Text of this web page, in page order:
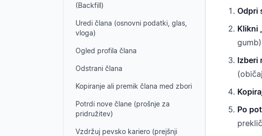
(Backfill)
Uredi člana (osnovni podatki, glas,
vloga)
Ogled profila člana
Odstrani člana
Kopiranje ali premik člana med zbori
Potrdi nove člane (prošnje za
pridružitev)
Vzdržuj pevsko kariero (prejšnji
Odpri
Klikni
Izberi
Po